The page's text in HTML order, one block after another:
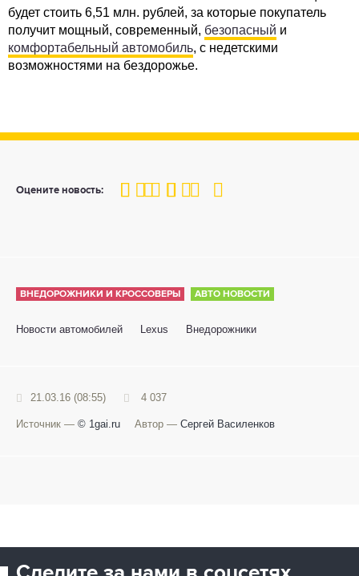
будет стоить 6,51 млн. рублей, за которые покупатель
получит мощный, современный, безопасный и
комфортабельный автомобиль, с недетскими
возможностями на бездорожье.
Оцените новость:
100
1 2 3 4 5
ВНЕДОРОЖНИКИ И КРОССОВЕРЫ АВТО НОВОСТИ
Новости автомобилей Lexus Внедорожники
21.03.16 (08:55) 4 037
Источник — © 1gai.ru Автор — Сергей Василенков